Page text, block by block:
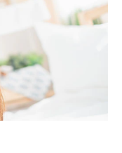
PARA PROFESIONALES
PROMOCIONES
SUSCRÍBASE